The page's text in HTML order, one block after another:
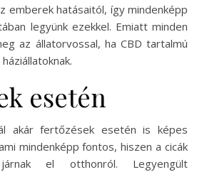
emberek hatásaitól, így mindenképp
legyünk ezekkel. Emiatt minden
az állatorvossal, ha CBD tartalmú
esetén
akár fertőzések esetén is képes
mindenképp fontos, hiszen a cicák
el otthonról. Legyengült